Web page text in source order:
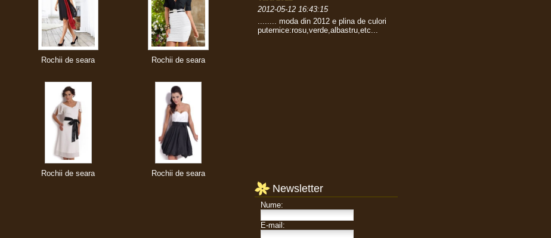
Rochii de seara Rochii de seara
Rochii de seara Rochii de seara
2012-05-12 16:43:15
........ moda din 2012 e plina de culori
puternice:rosu,verde,albastru,etc...
Newsletter